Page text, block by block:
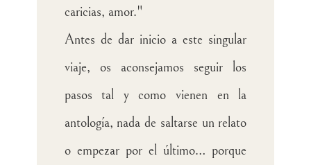
caricias, amor."
Antes de dar inicio a este singular
viaje, os aconsejamos seguir los
pasos tal y como vienen en la
antología, nada de saltarse un relato
o empezar por el último… porque